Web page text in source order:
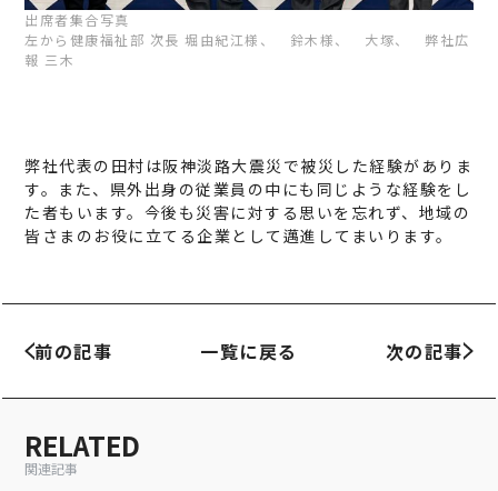
出席者集合写真
左から健康福祉部 次長 堀由紀江様、 鈴木様、 大塚、 弊社広
報 三木
弊社代表の田村は阪神淡路大震災で被災した経験がありま
す。また、県外出身の従業員の中にも同じような経験をし
た者もいます。今後も災害に対する思いを忘れず、地域の
皆さまのお役に立てる企業として邁進してまいります。
前の記事 一覧に戻る 次の記事
RELATED
関連記事